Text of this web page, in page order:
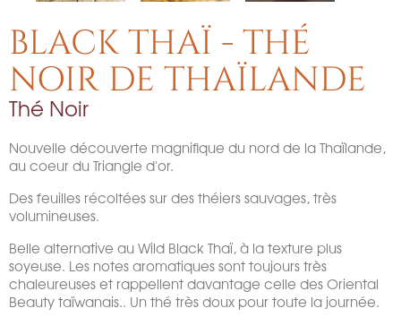
BLACK THAÏ - THÉ
NOIR DE THAÏLANDE
Thé Noir
Nouvelle découverte magnifique du nord de la Thaïlande,
au coeur du Triangle d'or.
Des feuilles récoltées sur des théiers sauvages, très
volumineuses.
Belle alternative au Wild Black Thaï, à la texture plus
soyeuse. Les notes aromatiques sont toujours très
chaleureuses et rappellent davantage celle des Oriental
Beauty taïwanais.. Un thé très doux pour toute la journée.